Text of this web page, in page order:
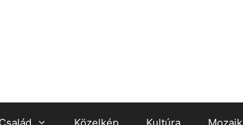
Család Közelkép Kultúra Mozaik